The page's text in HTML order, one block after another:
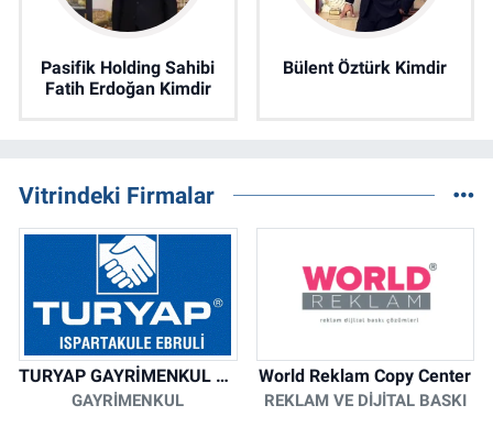
Pasifik Holding Sahibi
Fatih Erdoğan Kimdir
Bülent Öztürk Kimdir
Vitrindeki Firmalar
TURYAP GAYRİMENKUL DANIŞMANLIK HİZMETLERİ
GAYRIMENKUL
World Reklam Copy Center
REKLAM VE DIJITAL BASKI